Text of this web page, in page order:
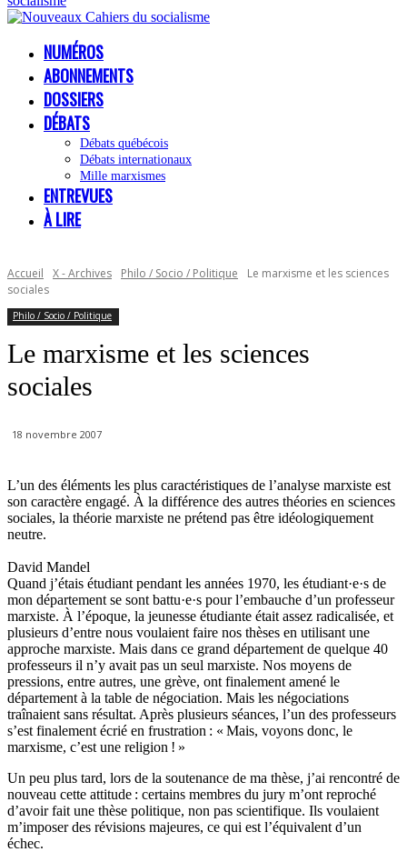
NUMÉROS
ABONNEMENTS
DOSSIERS
DÉBATS
Débats québécois
Débats internationaux
Mille marxismes
ENTREVUES
À LIRE
Accueil X - Archives Philo / Socio / Politique
Le marxisme et les sciences
sociales
Philo / Socio / Politique
Le marxisme et les sciences
sociales
18 novembre 2007
L’un des éléments les plus caractéristiques de l’analyse marxiste est
son caractère engagé. À la différence des autres théories en sciences
sociales, la théorie marxiste ne prétend pas être idéologiquement
neutre.
David Mandel
Quand j’étais étudiant pendant les années 1970, les étudiant·e·s de
mon département se sont battu·e·s pour l’embauche d’un professeur
marxiste. À l’époque, la jeunesse étudiante était assez radicalisée, et
plusieurs d’entre nous voulaient faire nos thèses en utilisant une
approche marxiste. Mais dans ce grand département de quelque 40
professeurs il n’y avait pas un seul marxiste. Nos moyens de
pressions, entre autres, une grève, ont finalement amené le
département à la table de négociation. Mais les négociations
traînaient sans résultat. Après plusieurs séances, l’un des professeurs
s’est finalement écrié en frustration : « Mais, voyons donc, le
marxisme, c’est une religion ! »
Un peu plus tard, lors de la soutenance de ma thèse, j’ai rencontré de
nouveau cette attitude : certains membres du jury m’ont reproché
d’avoir fait une thèse politique, non pas scientifique. Ils voulaient
m’imposer des révisions majeures, ce qui est l’équivalent d’un
échec.